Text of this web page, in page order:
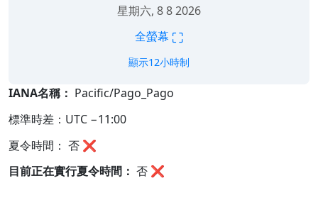
星期六, 8 8 2026
全螢幕 ⛶
顯示12小時制
IANA名稱： Pacific/Pago_Pago
標準時差：UTC −11:00
夏令時間： 否 ❌
目前正在實行夏令時間： 否 ❌